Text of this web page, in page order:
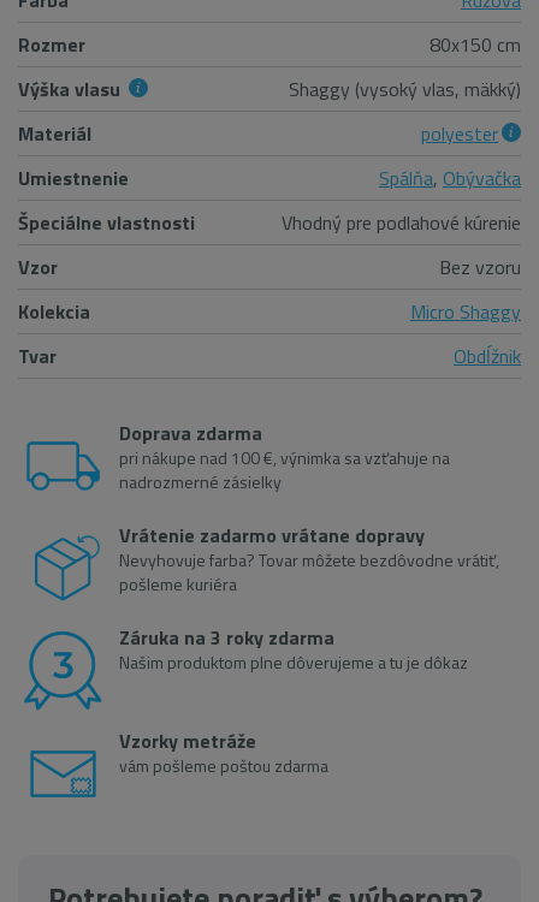
Rozmer
80x150 cm
Výška vlasu
Shaggy (vysoký vlas, mäkký)
Materiál
polyester
Umiestnenie
Spálňa, Obývačka
Špeciálne vlastnosti
Vhodný pre podlahové kúrenie
Vzor
Bez vzoru
Kolekcia
Micro Shaggy
Tvar
Obdĺžnik
Doprava zdarma
pri nákupe nad 100 €, výnimka sa vzťahuje na
nadrozmerné zásielky
Vrátenie zadarmo vrátane dopravy
Nevyhovuje farba? Tovar môžete bezdôvodne vrátiť,
pošleme kuriéra
Záruka na 3 roky zdarma
Našim produktom plne dôverujeme a tu je dôkaz
Vzorky metráže
vám pošleme poštou zdarma